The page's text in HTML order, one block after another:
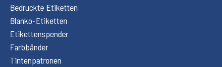
Bedruckte Etiketten
Blanko-Etiketten
Etikettenspender
Farbbänder
Tintenpatronen